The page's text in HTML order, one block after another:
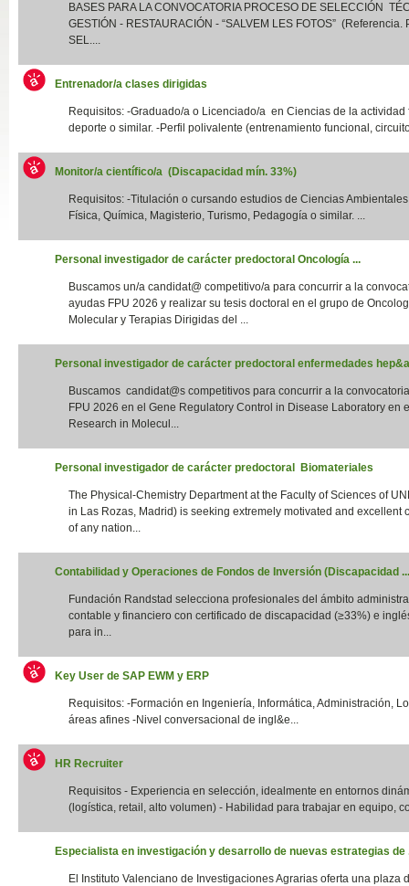
BASES PARA LA CONVOCATORIA PROCESO DE SELECCIÓN
GESTIÓN - RESTAURACIÓN - “SALVEM LES FOTOS” (Referencia.
SEL....
Entrenador/a clases dirigidas
Requisitos: -Graduado/a o Licenciado/a en Ciencias de la actividad
deporte o similar. -Perfil polivalente (entrenamiento funcional,
Monitor/a científico/a (Discapacidad mín. 33%)
Requisitos: -Titulación o cursando estudios de Ciencias
Física, Química, Magisterio, Turismo, Pedagogía o similar. ...
Personal investigador de carácter predoctoral Oncología ...
Buscamos un/a candidat@ competitivo/a para concurrir a la
ayudas FPU 2026 y realizar su tesis doctoral en el grupo de
Molecular y Terapias Dirigidas del ...
Personal investigador de carácter predoctoral enfermedades
Buscamos candidat@s competitivos para concurrir a la
FPU 2026 en el Gene Regulatory Control in Disease Laboratory en
Research in Molecul...
Personal investigador de carácter predoctoral Biomateriales
The Physical-Chemistry Department at the Faculty of Sciences of
in Las Rozas, Madrid) is seeking extremely motivated and excellent
of any nation...
Contabilidad y Operaciones de Fondos de Inversión (Discapacidad ...
Fundación Randstad selecciona profesionales del ámbito
contable y financiero con certificado de discapacidad (≥33%) e
para in...
Key User de SAP EWM y ERP
Requisitos: -Formación en Ingeniería, Informática, Administración,
áreas afines -Nivel conversacional de ingl&e...
HR Recruiter
Requisitos - Experiencia en selección, idealmente en entornos
(logística, retail, alto volumen) - Habilidad para trabajar en equipo,
Especialista en investigación y desarrollo de nuevas estrategias de
El Instituto Valenciano de Investigaciones Agrarias oferta una plaza